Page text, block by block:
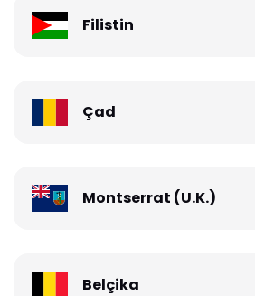
Filistin
Çad
Montserrat (U.K.)
Belçika